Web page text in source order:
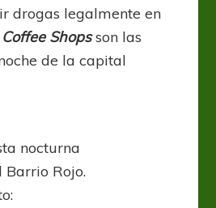
drogas legalmente en
Coffee Shopsson las
de la capital
nocturna
Barrio Rojo.